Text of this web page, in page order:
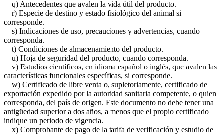
q) Antecedentes que avalen la vida útil del producto.
r) Especie de destino y estado fisiológico del animal si
corresponde.
s) Indicaciones de uso, precauciones y advertencias, cuando
corresponda.
t) Condiciones de almacenamiento del producto.
u) Hoja de seguridad del producto, cuando corresponda.
v) Estudios científicos, en idioma español o inglés, que avalen las
características funcionales específicas, si corresponde.
w) Certificado de libre venta o, supletoriamente, certificado de
exportación expedido por la autoridad sanitaria competente, o quien
corresponda, del país de origen. Este documento no debe tener una
antigüedad superior a dos años, a menos que el propio certificado
indique un periodo de vigencia.
x) Comprobante de pago de la tarifa de verificación y estudio de